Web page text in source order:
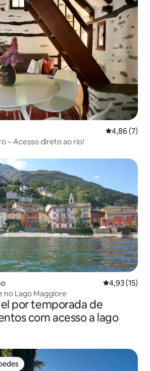
4,86 de uma
4,86 (7)
– Acesso direto ao rio!
4,93 de uma
4,93 (15)
no Lago Maggiore
por temporada de
com acesso a lago